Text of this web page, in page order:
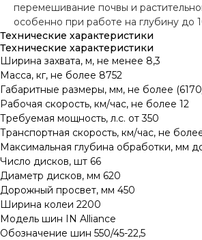
перемешивание почвы и
особенно при работе на глубину до
Технические характеристики
Технические характеристики
Ширина захвата, м, не менее 8,3
Масса, кг, не более 8752
Габаритные размеры, мм, не более
Рабочая скорость, км/час, не более 12
Требуемая мощность, л.с. от 350
Транспортная скорость, км/час, не
Максимальная глубина обработки, мм
Число дисков, шт 66
Диаметр дисков, мм 620
Дорожный просвет, мм 450
Ширина колеи 2200
Модель шин IN Alliance
Обозначение шин 550/45-22,5